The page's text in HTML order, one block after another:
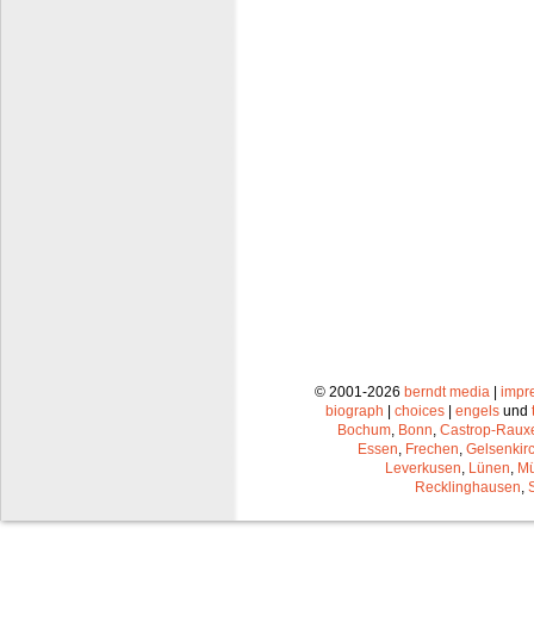
© 2001-2026 berndt media |
biograph | choices | engels und
Bochum Bonn Castrop-
Essen Frechen
Leverkusen Lünen
Recklinghausen